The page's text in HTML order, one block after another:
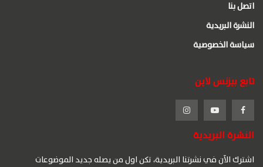
اتصل بنا
النشرة البريدية
سياسة الخصوصية
تابع بيزنس لاين
النشرة البريدية
اشترك الآن في نشرتنا البريدية، تكن اول من يصله جديد الموضوعات